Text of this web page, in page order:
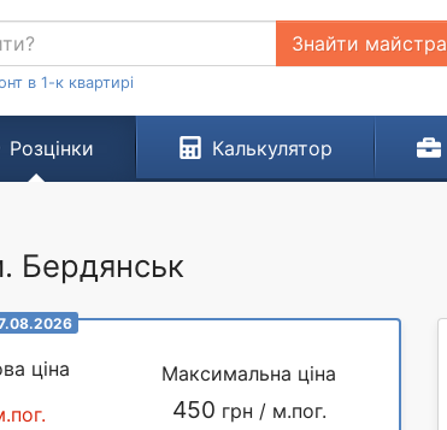
Знайти майстра
в 1-к квартирі
Розцінки Калькулятор
Бердянськ
ціна Максимальна ціна
450 грн / м.пог.